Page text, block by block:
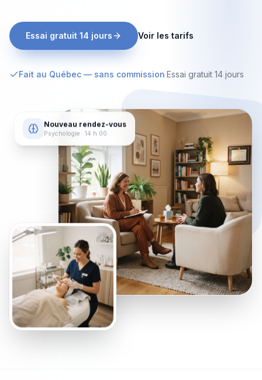
Essai gratuit 14 jours Voir les tarifs
Fait au Québec — sans commission·Essai gratuit 14 jours
Nouveau rendez-vous
Psychologie · 14 h 00